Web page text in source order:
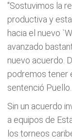
"Sostuvimos la
productiva y
hacia el nuevo
avanzado
nuevo acuerdo.
podremos tener
sentenció Puello.
Sin un acuerdo
a equipos de
los torneos